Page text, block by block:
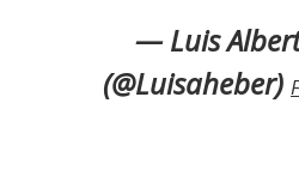
— Luis
(@Luisaheber)